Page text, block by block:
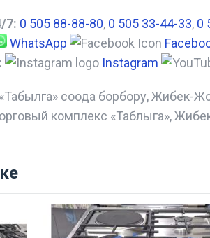
7: 0 505 88-88-80, 0 505 33-44-33, 0
WhatsApp
Instagram
соода борбору, Жибек-
комплекс «Таблыга»,